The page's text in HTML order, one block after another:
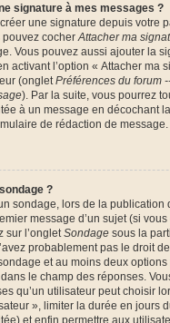
signature à mes messages ?
une signature depuis votre
pouvez cocherAttacher ma
Vous pouvez aussi ajouter la
activant l’option « Attacher ma
(ongletPréférences du forum
). Par la suite, vous pourrez
à un message en décochant
de rédaction de message.
?
sondage, lors de la publication
message d’un sujet (si
sur l’ongletSondage sous la
probablement pas le droit
et au moins deux
le champ des réponses.
qu’un utilisateur peut choisir
», limiter la durée en jours
et enfin permettre aux